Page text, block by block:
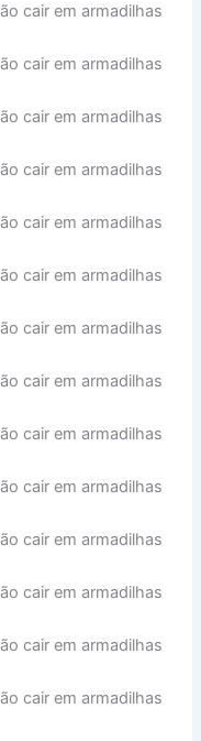
cair em armadilhas
cair em armadilhas
cair em armadilhas
cair em armadilhas
cair em armadilhas
cair em armadilhas
cair em armadilhas
cair em armadilhas
cair em armadilhas
cair em armadilhas
cair em armadilhas
cair em armadilhas
cair em armadilhas
cair em armadilhas